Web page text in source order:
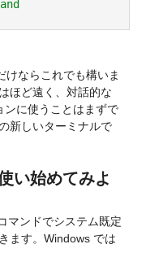
けならこれでも構いま
ほど遠く、対話的な
ンに使うことはまずで
新しいターミナルで
い始めてみよ
マンドでシステム既定
ます。Windows では